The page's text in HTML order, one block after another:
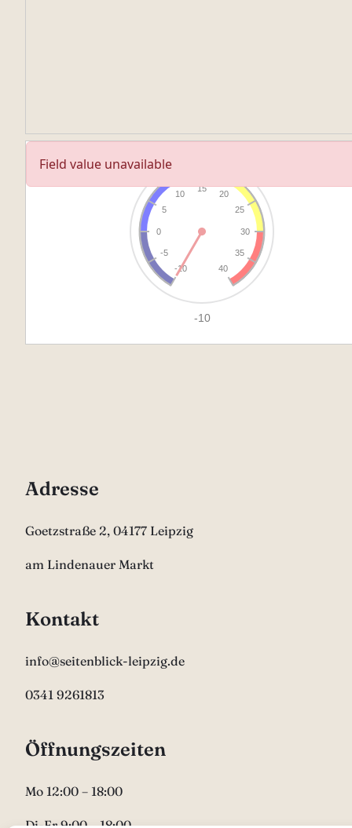
Adresse
Goetzstraße 2, 04177 Leipzig
am Lindenauer Markt
Kontakt
info@seitenblick-leipzig.de
0341 9261813
Öffnungszeiten
Mo 12:00 – 18:00
Di-Fr 9:00 – 18:00